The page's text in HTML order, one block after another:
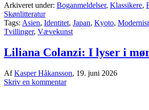
Arkiveret under: Boganmeldelser, Klassikere,
Skønlitteratur
Tags: Asien, Identitet, Japan, Kyoto,
Tvillinger, Vævekunst
Liliana Colanzi: I lyser i
AfKasper Håkansson, 19. juni 2026
Skriv en kommentar